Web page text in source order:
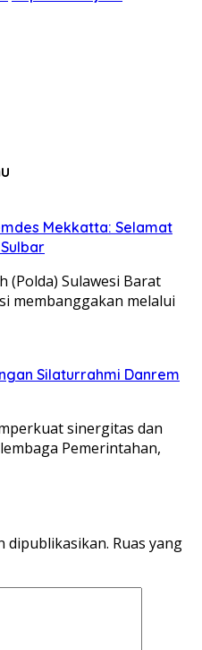
Mekkatta: Selamat
(Polda) Sulawesi Barat
membanggakan melalui
Silaturrahmi Danrem
sinergitas dan
Pemerintahan,
dipublikasikan. Ruas yang